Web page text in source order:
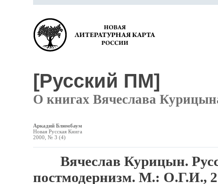
[Русский ПМ]
О книгах Вячеслава
Аркадий Блюмбаум
Новая Русская Книга
2000, № 3 (4)
Вячеслав Курицын.
постмодернизм. М.: О.Г.И.,